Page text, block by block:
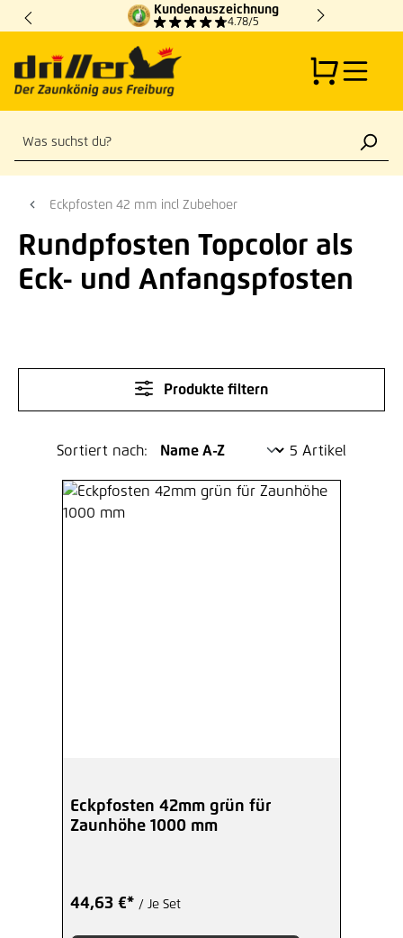
Zum Hauptinhalt springen
Kundenauszeichnung
4.78/5
Eckpfosten 42 mm incl Zubehoer
Rundpfosten Topcolor als
Eck- und Anfangspfosten
Produkte filtern
Sortiert nach: 5 Artikel
Eckpfosten 42mm grün für
Zaunhöhe 1000 mm
44,63 €* / Je Set